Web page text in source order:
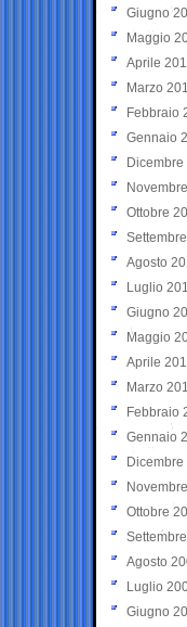
Giugno
Maggio
Aprile
Marzo
Febbraio
Gennaio
Ottobre
Agosto
Luglio
Giugno
Maggio
Aprile
Marzo
Febbraio
Gennaio
Dicembre
Ottobre
Agosto
Luglio
Giugno